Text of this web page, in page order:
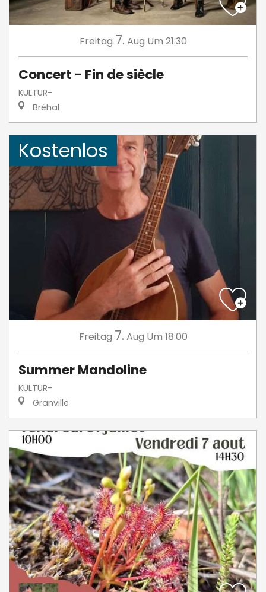
Freitag 7. Aug Um 21:30
Concert - Fin de siècle
KULTUR-
Bréhal
Kostenlos
Freitag 7. Aug Um 18:00
Summer Mandoline
KULTUR-
Granville